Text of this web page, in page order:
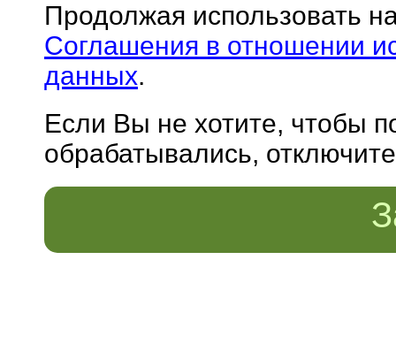
Продолжая использовать
Соглашения в отношении
данных.
Если Вы не хотите, чтобы
обрабатывались,